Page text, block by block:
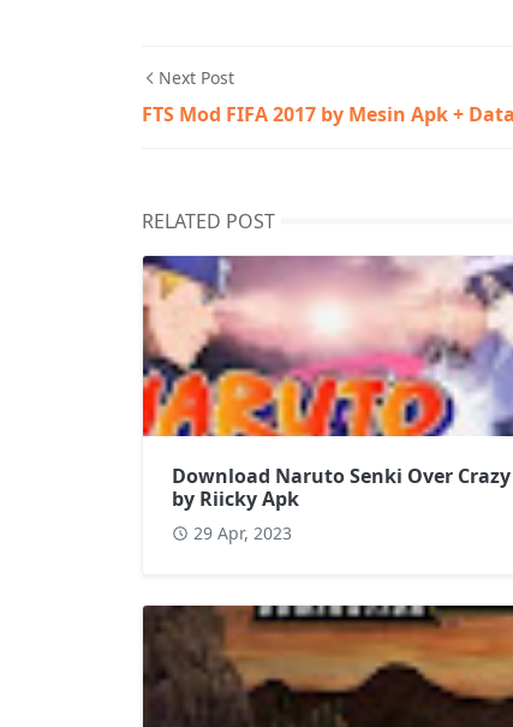
Next Post
FTS Mod FIFA 2017 by Mesin Apk +
RELATED POST
Download Naruto Senki Over Crazy
by Riicky Apk
29 Apr, 2023